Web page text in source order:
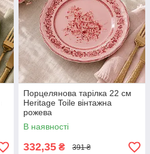
Порцелянова тарілка 22 см
Heritage Toile вінтажна
рожева
В наявності
332,35 ₴ 391 ₴